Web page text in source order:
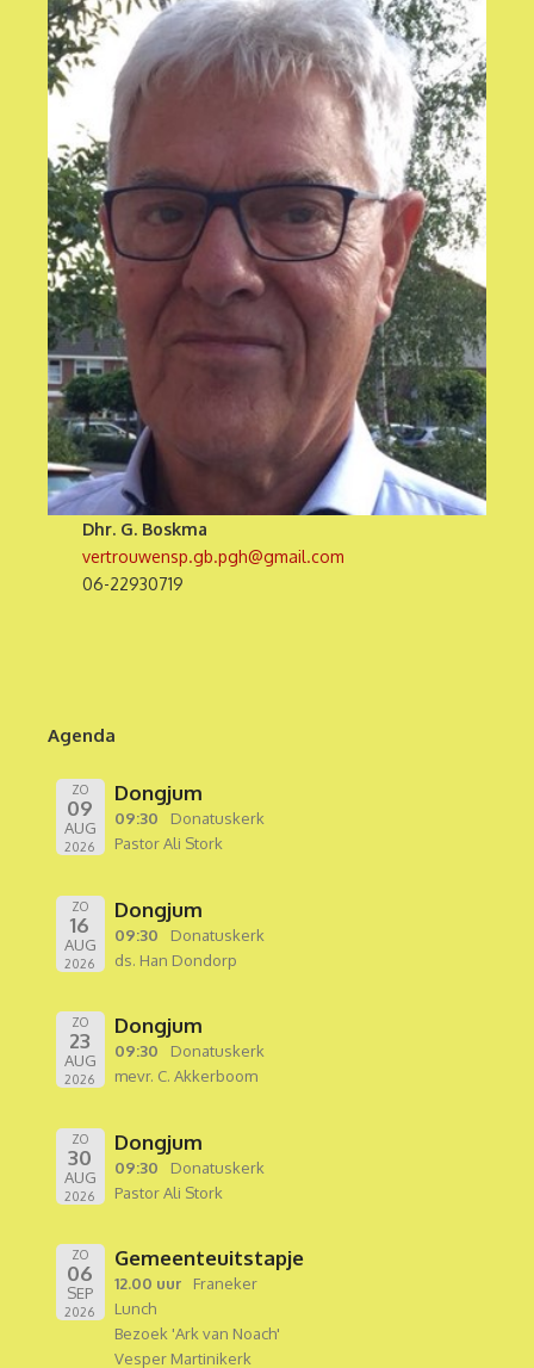
Dhr. G. Boskma
vertrouwensp.gb.pgh@gmail.com
06-22930719
Agenda
ZO
09
AUG
2026
Dongjum
09:30
Donatuskerk
Pastor Ali Stork
ZO
16
AUG
2026
Dongjum
09:30
Donatuskerk
ds. Han Dondorp
ZO
23
AUG
2026
Dongjum
09:30
Donatuskerk
mevr. C. Akkerboom
ZO
30
AUG
2026
Dongjum
09:30
Donatuskerk
Pastor Ali Stork
ZO
06
SEP
2026
Gemeenteuitstapje
12.00 uur
Franeker
Lunch
Bezoek 'Ark van Noach'
Vesper Martinikerk